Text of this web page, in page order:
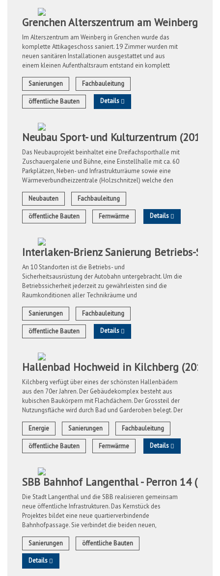
Grenchen Alterszentrum am Weinberg
Im Alterszentrum am Weinberg in Grenchen wurde das
komplette Attikageschoss saniert. 19 Zimmer wurden mit
neuen sanitären Installationen ausgestattet und aus
einem kleinen Aufenthaltsraum entstand ein komplett
neues Zimmer. Die Stationszimmer für das ...
Sanierungen
Fachbauleitung
öffentliche Bauten Details
Neubau Sport- und Kulturzentrum (2013-
Das Neubauprojekt beinhaltet eine Dreifachsporthalle mit
Zuschauergalerie und Bühne, eine Einstellhalle mit ca. 60
Parkplätzen, Neben- und Infrastrukturräume sowie eine
Wärmeverbundheizzentrale (Holzschnitzel) welche den
Wärmebedarf des Sport- und ...
Neubauten
Fachbauleitung
öffentliche Bauten Fernwärme Details
Interlaken-Brienz Sanierung Betriebs-
An 10 Standorten ist die Betriebs- und
Sicherheitsausrüstung der Autobahn untergebracht. Um die
Betriebssicherheit jederzeit zu gewährleisten sind die
Raumkonditionen aller Technikräume und
Toleranzen ...
Sanierungen Fachbauleitung
öffentliche Bauten Details
Hallenbad Hochweid in Kilchberg (2010-
Kilchberg verfügt über eines der schönsten Hallenbädern
aus den 70er Jahren. Der Gebäudekomplex besteht aus
kubischen Baukörpern mit Flachdächern. Der Grossteil der
Nutzungsfläche wird durch Bad und Garderoben belegt. Der
Energie
Sanierungen Fachbauleitung
öffentliche Bauten Fernwärme Details
SBB Bahnhof Langenthal - Perron 14
Die Stadt Langenthal und die SBB realisieren gemeinsam
neue öffentliche Infrastrukturen. Das Kernstück des
Projektes bildet eine neue quartierverbindende
Bahnhofpassage. Sie verbindet die beiden neuen,
Sanierungen
öffentliche Bauten
Details